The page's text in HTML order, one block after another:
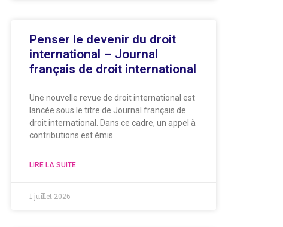
Penser le devenir du droit
international – Journal
français de droit international
Une nouvelle revue de droit international est
lancée sous le titre de Journal français de
droit international. Dans ce cadre, un appel à
contributions est émis
LIRE LA SUITE
1 juillet 2026